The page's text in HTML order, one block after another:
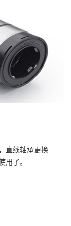
直线轴承​更换
了。